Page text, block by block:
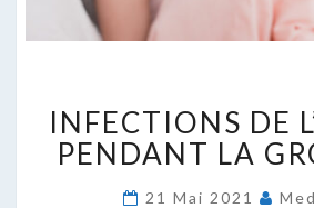
DE
LA
INFECTIONS DE
PENDANT LA
21 Mai 2021